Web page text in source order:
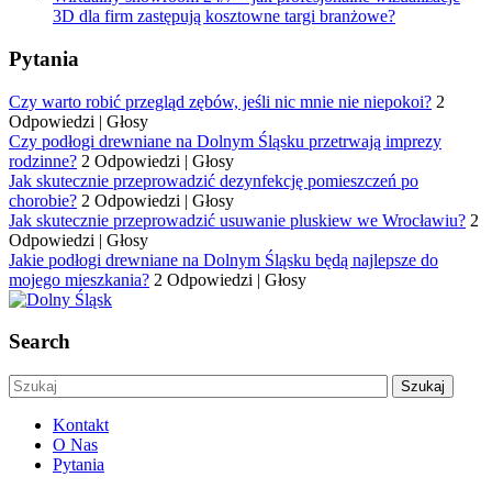
3D dla firm zastępują kosztowne targi branżowe?
Pytania
Czy warto robić przegląd zębów, jeśli nic mnie nie niepokoi? 2
Odpowiedzi | Głosy
Czy podłogi drewniane na Dolnym Śląsku przetrwają imprezy
rodzinne? 2 Odpowiedzi | Głosy
Jak skutecznie przeprowadzić dezynfekcję pomieszczeń po
chorobie? 2 Odpowiedzi | Głosy
Jak skutecznie przeprowadzić usuwanie pluskiew we Wrocławiu? 2
Odpowiedzi | Głosy
Jakie podłogi drewniane na Dolnym Śląsku będą najlepsze do
mojego mieszkania? 2 Odpowiedzi | Głosy
Search
Kontakt
O Nas
Pytania